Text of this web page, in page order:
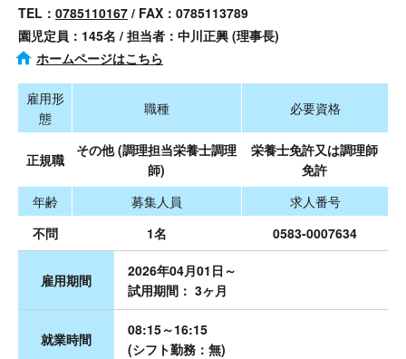
TEL： 0785110167 / FAX：0785113789
園児定員：145名 / 担当者：中川正興 (理事長)
ホームページはこちら
雇用形
態
職種 必要資格
正規職
その他 (調理担当栄養士調理
師)
栄養士免許又は調理師
免許
年齢
募集人員
求人番号
不問
1名 0583-0007634
雇用期間
2026年04月01日～
試用期間： 3ヶ月
就業時間
08:15～16:15
(シフト勤務：無)